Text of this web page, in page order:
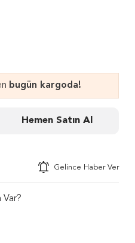
bugün kargoda!
Hemen Satın Al
Gelince Haber Ver
Var?